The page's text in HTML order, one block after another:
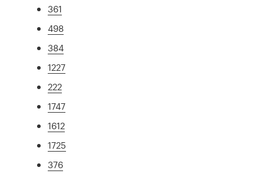
361
498
384
1227
222
1747
1612
1725
376